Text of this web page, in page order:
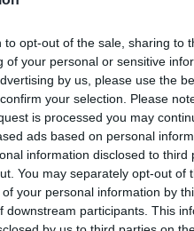
to opt-out of the sale, sharing to
of your personal or sensitive
by us, please use the
your selection. Please
is processed you may
ads based on personal
information disclosed to third
You may separately opt-out of
your personal information by
downstream participants. This